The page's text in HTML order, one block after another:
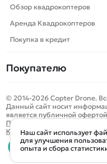
Роботы
Самолеты
Сборные модели
Спецтехника
Игрушки
Запчасти для моделей
Бренды
Обзор квадрокоптеров
Аренда Квадрокоптеров
Покупка в кредит
Покупателю
Оплата и доставка
Помощь
Отследить заказ
Оплата на сайте
© 2014-2026 Copter Drone.
Данный сайт носит
является публичной
Политика
Карта сайта
0 товаров
Определить
Санкт-Петербург
Наш сайт использует
для улучшения
опыта и сбора